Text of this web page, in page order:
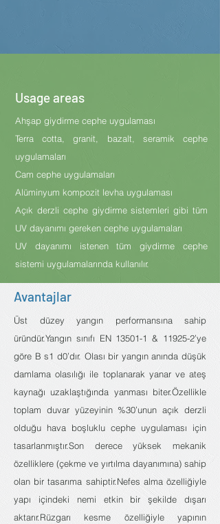
Usage areas
Ahşap giydirme cephe uygulaması
Terra cotta, granit, bazalt, seramik cephe
uygulamaları
Cam cephe uygulamaları
Alüminyum kompozit levha uygulaması
Açık derzli cephe giydirme sistemleri gibi tüm
UV dayanımı gereken cephe uygulamaları
UV dayanımı istenen tüm giydirme cephe
sistemi uygulamalarında kullanılır.
Üst düzey yangın performansına sahip
üründür.Yangın sınıfı EN 13501-1 & 11925-2’ye
göre B s1 d0’dır. Olası bir yangın anında düşük
damlama olasılığı ile toplanarak yanar ve ateş
kaynağı uzaklaştığında yanması biter.Özellikle
toplam duvar yüzeyinin %30’unun açık derzli
olduğu hava boşluklu cephe uygulaması için
tasarlanmıştır.Son derece yüksek mekanik
özelliklere (çekme ve yırtılma dayanımına) sahip
olan bir tasarıma sahiptir.Nefes alma özelliğiyle
yapı içindeki nemi etkin bir şekilde dışarı
aktarır.Rüzgarı kesme özelliğiyle yapının
Avantajlar